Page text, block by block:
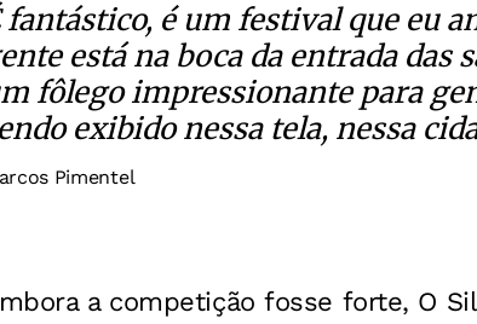
fantástico, é um festival que eu
está na boca da entrada das
fôlego impressionante para
exibido nessa tela, nessa
Pimentel
a competição fosse forte, O